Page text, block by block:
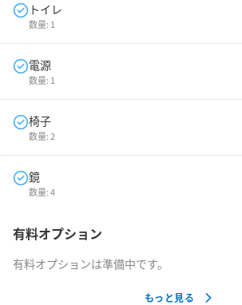
トイレ
数量: 1
電源
数量: 1
椅子
数量:2
鏡
数量:4
有料オプション
有料オプションは準備中です。
もっと見る